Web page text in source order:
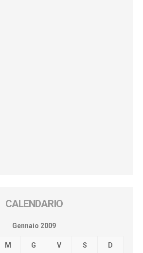
CALENDARIO
Gennaio 2009
M G V S D